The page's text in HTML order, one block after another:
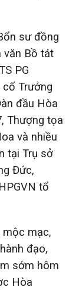
sư đồng
văn Bồ tát
PG
cố Trưởng
đầu Hòa
Thượng tọa
và nhiều
tại Trụ sở
Đức,
tổ
mộc mạc,
đạo,
sớm hôm
Hòa